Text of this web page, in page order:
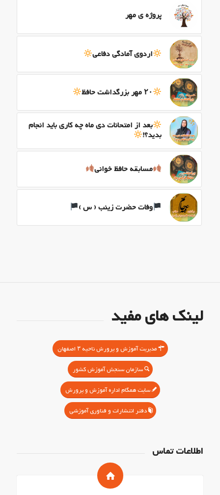
پروژه ی مهر
اردوی آمادگی دفاعی
۲۰ مهر بزرگداشت حافظ
بعد از امتحانات دی ماه چه کاری باید انجام
بدید؟!
مسابقه حافظ خوانی
وفات حضرت زینب ( س )
لینک های مفید
مدیریت آموزش و پرورش ناحیه ۳ اصفهان
سازمان سنجش آموزش کشور
سایت همگام اداره آموزش و پرورش
دفتر انتشارات و فناوری آموزشی
اطلاعات تماس